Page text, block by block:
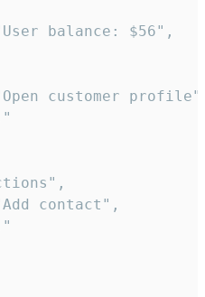
balance: $56",
customer
contact",